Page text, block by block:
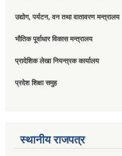
उद्योग, पर्यटन, वन तथा वातावरण मन्त्रालय
भौतिक पूर्वाधार विकास मन्त्रालय
प्रादेशिक लेखा नियन्त्रक कार्यालय
प्रदेश शिक्षा समुह
स्थानीय राजपत्र